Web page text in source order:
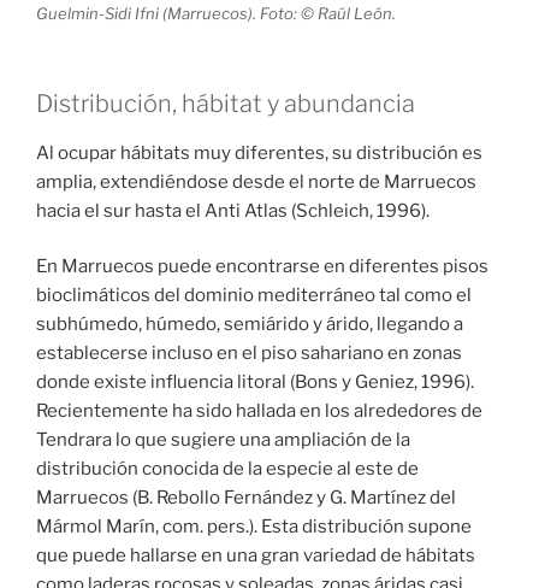
Guelmin-Sidi Ifni (Marruecos). Foto: © Raúl León.
Distribución, hábitat y abundancia
Al ocupar hábitats muy diferentes, su distribución es
amplia, extendiéndose desde el norte de Marruecos
hacia el sur hasta el Anti Atlas (Schleich, 1996).
En Marruecos puede encontrarse en diferentes pisos
bioclimáticos del dominio mediterráneo tal como el
subhúmedo, húmedo, semiárido y árido, llegando a
establecerse incluso en el piso sahariano en zonas
donde existe influencia litoral (Bons y Geniez, 1996).
Recientemente ha sido hallada en los alrededores de
Tendrara lo que sugiere una ampliación de la
distribución conocida de la especie al este de
Marruecos (B. Rebollo Fernández y G. Martínez del
Mármol Marín, com. pers.). Esta distribución supone
que puede hallarse en una gran variedad de hábitats